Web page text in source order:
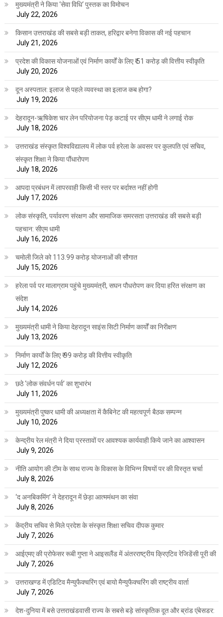
मुख्यमंत्री ने किया ‘सेवा विधि‘ पुस्तक का विमोचन
July 22, 2026
किसान उत्तराखंड की सबसे बड़ी ताकत, हरिद्वार बनेगा विकास की नई पहचान
July 21, 2026
प्रदेश की विकास योजनाओं एवं निर्माण कार्यों के लिए ₹ 51 करोड़ की वित्तीय स्वीकृति
July 20, 2026
दून अस्पताल: इलाज से पहले व्यवस्था का इलाज कब होगा?
July 19, 2026
देहरादून-ऋषिकेश चार लेन परियोजना पेड़ कटाई पर सीएम धामी ने लगाई रोक
July 18, 2026
उत्तराखंड संस्कृत विश्वविद्यालय में लोक पर्व हरेला के अवसर पर कुलपति एवं सचिव,
संस्कृत शिक्षा ने किया पौंधारोपण
July 18, 2026
आपदा प्रबंधन में लापरवाही किसी भी स्तर पर बर्दाश्त नहीं होगी
July 17, 2026
लोक संस्कृति, पर्यावरण संरक्षण और सामाजिक समरसता उत्तराखंड की सबसे बड़ी
पहचान: सीएम धामी
July 16, 2026
चमोली जिले को 113.99 करोड़ योजनाओं की सौगात
July 15, 2026
हरेला पर्व पर मालाग्राम पहुंचे मुख्यमंत्री, सघन पौधरोपण कर दिया हरित संरक्षण का
संदेश
July 14, 2026
मुख्यमंत्री धामी ने किया देहरादून साइंस सिटी निर्माण कार्यों का निरीक्षण
July 13, 2026
निर्माण कार्यों के लिए ₹ 99 करोड़ की वित्तीय स्वीकृति
July 12, 2026
छठे ‘लोक संवर्धन पर्व’ का शुभारंभ
July 11, 2026
मुख्यमंत्री पुष्कर धामी की अध्यक्षता में कैबिनेट की महत्वपूर्ण बैठक सम्पन्न
July 10, 2026
केन्द्रीय रेल मंत्री ने दिया प्रस्तावों पर आवश्यक कार्यवाही किये जाने का आश्वासन
July 9, 2026
नीति आयोग की टीम के साथ राज्य के विकास के विभिन्न विषयों पर की विस्तृत चर्चा
July 8, 2026
‘द अनबिकमिंग’ ने देहरादून में छेड़ा आत्ममंथन का संवा
July 8, 2026
केंद्रीय सचिव से मिले प्रदेश के संस्कृत शिक्षा सचिव दीपक कुमार
July 7, 2026
आईएमए की प्रोफेसर रूबी गुप्ता ने आइसलैंड में अंतरराष्ट्रीय क्रिएटिव रेजिडेंसी पूरी की
July 7, 2026
उत्तराखण्ड में एडिटिव मैन्युफैक्चरिंग एवं बायो मैन्युफैक्चरिंग की राष्ट्रीय वार्ता
July 7, 2026
देश-दुनिया में बसे उत्तराखंडवासी राज्य के सबसे बड़े सांस्कृतिक दूत और ब्रांड एंबेसडर: